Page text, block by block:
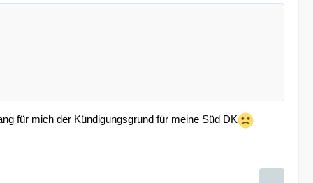
für mich der Kündigungsgrund für meine Süd DK